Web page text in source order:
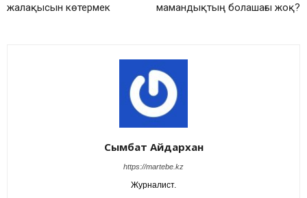
жалақысын көтермек
мамандықтың болашағы жоқ?
Сымбат Айдархан
https://martebe.kz
Журналист.